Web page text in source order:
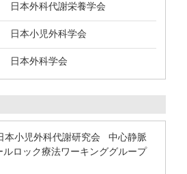
日本外科代謝栄養学会
日本小児外科学会
日本外科学会
小児外科代謝研究会 中心静脈
ルロック療法ワーキンググループ